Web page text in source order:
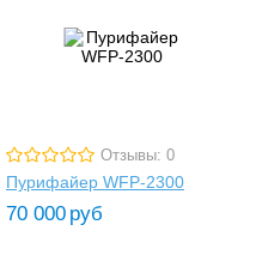
Отзывы: 0
Пурифайер WFP-2300
70 000 руб